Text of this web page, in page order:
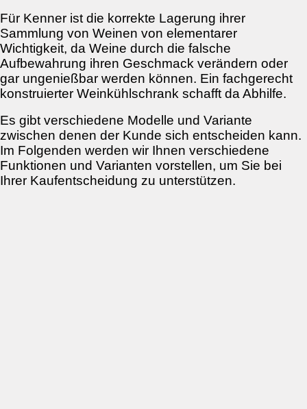
Für Kenner ist die korrekte Lagerung ihrer
Sammlung von Weinen von elementarer
Wichtigkeit, da Weine durch die falsche
Aufbewahrung ihren Geschmack verändern oder
gar ungenießbar werden können. Ein fachgerecht
konstruierter Weinkühlschrank schafft da Abhilfe.
Es gibt verschiedene Modelle und Variante
zwischen denen der Kunde sich entscheiden kann.
Im Folgenden werden wir Ihnen verschiedene
Funktionen und Varianten vorstellen, um Sie bei
Ihrer Kaufentscheidung zu unterstützen.